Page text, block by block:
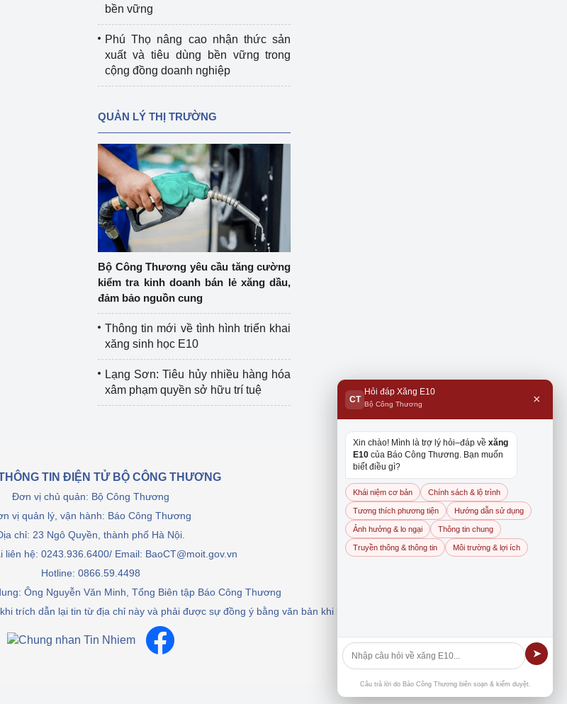
bền vững
Phú Thọ nâng cao nhận thức sản
xuất và tiêu dùng bền vững trong
cộng đồng doanh nghiệp
QUẢN LÝ THỊ TRƯỜNG
Bộ Công Thương yêu cầu tăng cường
kiểm tra kinh doanh bán lẻ xăng dầu,
đảm bảo nguồn cung
Thông tin mới về tình hình triển khai
xăng sinh học E10
Lạng Sơn: Tiêu hủy nhiều hàng hóa
xâm phạm quyền sở hữu trí tuệ
TIN ĐIỆN TỬ BỘ CÔNG THƯƠNG
Đơn vị chủ quản: Bộ Công Thương
vị quản lý, vận hành: Báo Công Thương
chỉ: 23 Ngô Quyền, thành phố Hà Nội.
liên hệ: 0243.936.6400/ Email: BaoCT@moit.gov.vn
Hotline: 0866.59.4498
Ông Nguyễn Văn Minh, Tổng Biên tập Báo Công Thương
trích dẫn lại tin từ địa chỉ này và phải được sự đồng ý bằng văn bản khi khai thác, dẫn nguồn.
CT
Hỏi đáp Xăng E10
Bộ Công Thương ×
Xin chào! Mình là trợ lý hỏi–đáp về xăng
E10 của Báo Công Thương. Bạn muốn
biết điều gì?
Khái niệm cơ bản Chính sách & lộ trình
Tương thích phương tiện Hướng dẫn sử dụng
Ảnh hưởng & lo ngại Thông tin chung
Truyền thông & thông tin Môi trường & lợi ích
➤
Câu trả lời do Báo Công Thương biên soạn & kiểm duyệt.